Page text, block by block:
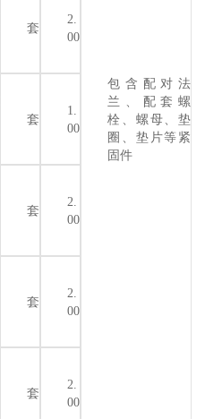
包含配对法
兰、配套螺
栓、螺母、垫
圈、垫片等紧
固件
套
2.
00
套
1.
00
套
2.
00
套
2.
00
套
2.
00